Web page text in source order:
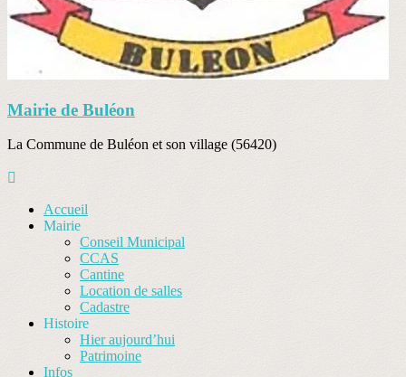
Mairie de Buléon
La Commune de Buléon et son village (56420)
Accueil
Mairie
Conseil Municipal
CCAS
Cantine
Location de salles
Cadastre
Histoire
Hier aujourd’hui
Patrimoine
Infos